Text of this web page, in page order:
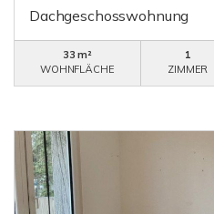
Dachgeschosswohnung
33 m²
WOHNFLÄCHE
1
ZIMMER